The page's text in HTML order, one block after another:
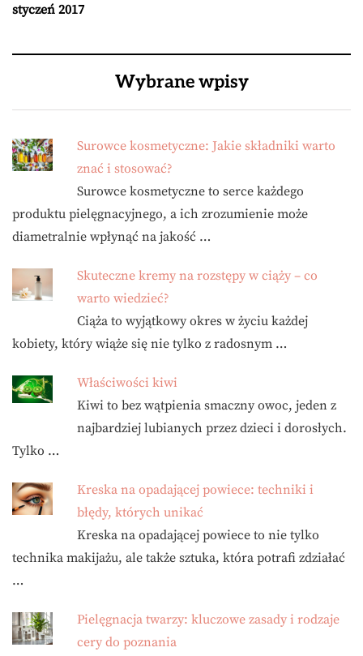
styczeń 2017
Wybrane wpisy
Surowce kosmetyczne: Jakie składniki warto
znać i stosować?
Surowce kosmetyczne to serce każdego
produktu pielęgnacyjnego, a ich zrozumienie może
diametralnie wpłynąć na jakość …
Skuteczne kremy na rozstępy w ciąży – co
warto wiedzieć?
Ciąża to wyjątkowy okres w życiu każdej
kobiety, który wiąże się nie tylko z radosnym …
Właściwości kiwi
Kiwi to bez wątpienia smaczny owoc, jeden z
najbardziej lubianych przez dzieci i dorosłych.
Tylko …
Kreska na opadającej powiece: techniki i
błędy, których unikać
Kreska na opadającej powiece to nie tylko
technika makijażu, ale także sztuka, która potrafi zdziałać
…
Pielęgnacja twarzy: kluczowe zasady i rodzaje
cery do poznania